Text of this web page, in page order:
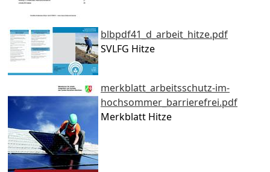
blbpdf41_d_arbeit_hitze.pdf
SVLFG Hitze
merkblatt_arbeitsschutz-im-
hochsommer_barrierefrei.pdf
Merkblatt Hitze